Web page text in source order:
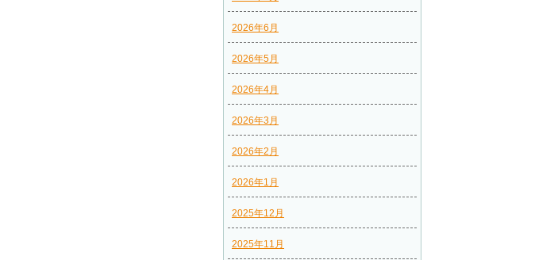
2026年6月
2026年5月
2026年4月
2026年3月
2026年2月
2026年1月
2025年12月
2025年11月